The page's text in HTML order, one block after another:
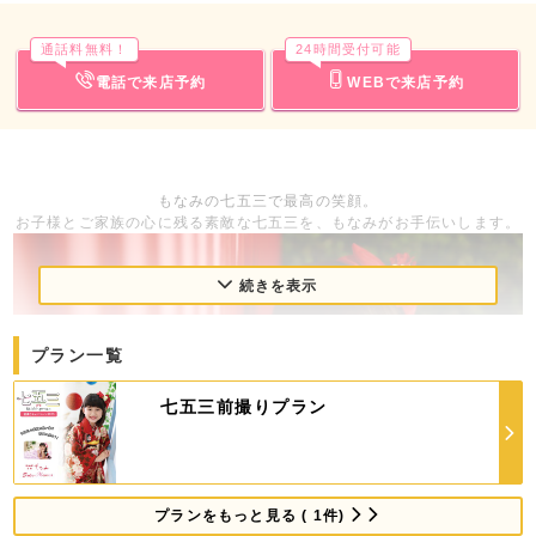
電話で来店予約
通話料無料！
WEBで来店予約
24時間受付可能
もなみの七五三で最高の笑顔。
お子様とご家族の心に残る素敵な七五三を、もなみがお手伝いします。
続きを表示
プラン一覧
七五三前撮りプラン
プランをもっと見る ( 1件)